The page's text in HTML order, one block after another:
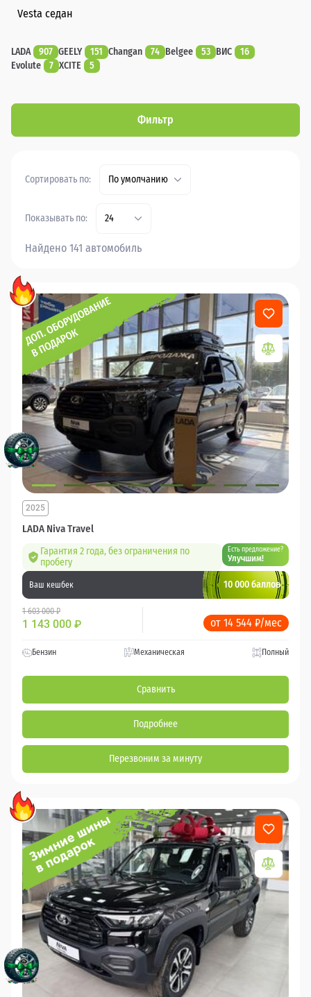
Vesta седан
LADA 907 GEELY 151 Changan 74 Belgee 53 ВИС
16
Evolute
7 XCITE 5
Фильтр
Сортировать по: По умолчанию
Показывать по: 24
Найдено 141 автомобиль
LADA Niva Travel
2025
Гарантия 2 года, без ограничения по
пробегу
Есть предложение?
Улучшим!
Ваш кешбек 10 000 баллов
1 603 000 ₽
1 143 000 ₽ от 14 544 ₽/мес
Бензин Механическая Полный
Сравнить
Подробнее
Перезвоним за минуту